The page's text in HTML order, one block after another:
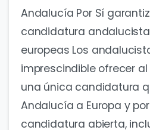
Andalucía Por Sí
candidatura
europeas Los
imprescindible ofrecer
una única candidatura
Andalucía a Europa y
candidatura abierta,